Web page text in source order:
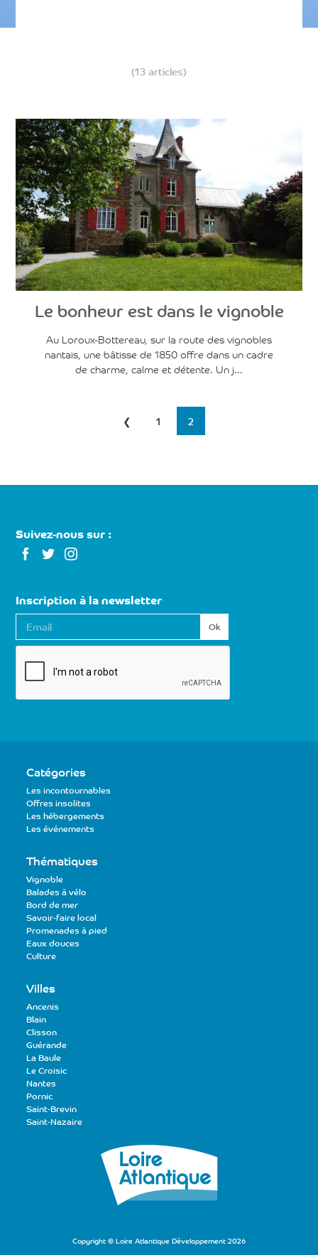
(13 articles)
Voir l'article
Le bonheur est dans le vignoble
Au Loroux-Bottereau, sur la route des vignobles
nantais, une bâtisse de 1850 offre dans un cadre
de charme, calme et détente. Un j...
❮ 1 2
Suivez-nous sur :
Inscription à la newsletter
E
m
Catégories
Les incontournables
Offres insolites
Les hébergements
Les événements
Thématiques
Vignoble
Balades à vélo
Bord de mer
Savoir-faire local
Promenades à pied
Eaux douces
Culture
Villes
Ancenis
Blain
Clisson
Guérande
La Baule
Le Croisic
Nantes
Pornic
Saint-Brevin
Saint-Nazaire
Copyright © Loire Atlantique Développement 2026